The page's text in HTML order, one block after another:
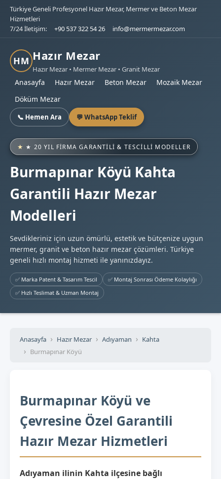
Türkiye Geneli Profesyonel Hazır Mezar, Mermer ve Beton Mezar
Hizmetleri
7/24 İletişim:
+90 537 322 54 26 info@mermermezar.com
HM Hazır Mezar
Hazır Mezar • Mermer Mezar • Granit Mezar
Anasayfa Hazır Mezar Beton Mezar
Mozaik Mezar
Döküm Mezar
📞 Hemen Ara 💬 WhatsApp Teklif
★ 20 YIL FIRMA GARANTILI & TESCILLI MODELLER
Burmapınar Köyü Kahta
Garantili Hazır Mezar
Modelleri
Sevdikleriniz için uzun ömürlü, estetik ve bütçenize uygun
mermer, granit ve beton hazır mezar çözümleri. Türkiye
geneli hızlı montaj hizmeti ile yanınızdayız.
✅ Marka Patent & Tasarım Tescil
✅ Montaj Sonrası Ödeme Kolaylığı
✅ Hızlı Teslimat & Uzman Montaj
Anasayfa Hazır Mezar Adıyaman
Kahta
Burmapınar Köyü
Burmapınar Köyü ve
Çevresine Özel Garantili
Hazır Mezar Hizmetleri
Adıyaman ilinin Kahta ilçesine bağlı